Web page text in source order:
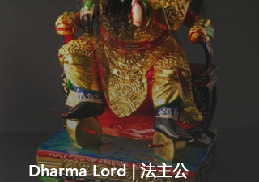
Dharma Lord | 法主公